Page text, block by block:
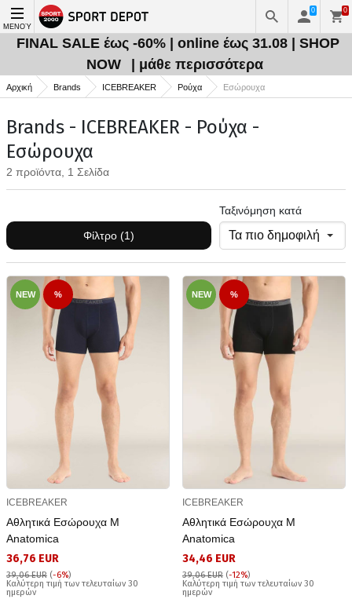
ΜΕΝΟΎ
0 0
FINAL SALE έως -60% | online έως 31.08 | SHOP
NOW
| μάθε περισσότερα
Αρχική Brands ICEBREAKER Ρούχα Εσώρουχα
Brands - ICEBREAKER - Ρούχα -
Εσώρουχα
2 προϊόντα, 1 Σελίδα
Φίλτρο (1)
Ταξινόμηση κατά
NEW %
ICEBREAKER
Αθλητικά Εσώρουχα M
Anatomica
36,76 EUR
39,06 EUR (-6%)
Καλύτερη τιμή των τελευταίων 30
ημερών
NEW %
ICEBREAKER
Αθλητικά Εσώρουχα M
Anatomica
34,46 EUR
39,06 EUR (-12%)
Καλύτερη τιμή των τελευταίων 30
ημερών